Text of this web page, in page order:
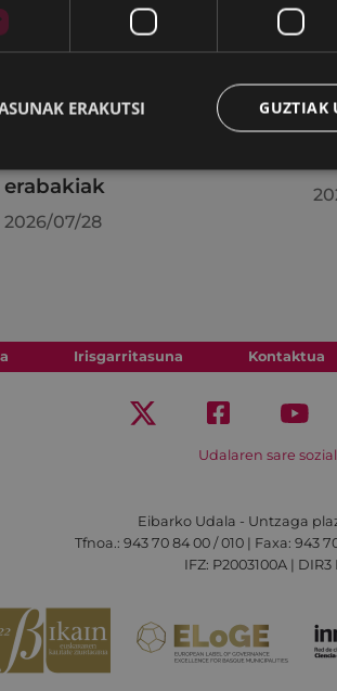
Udalbatzak 2026ko
uztailaren 27an egindako
erabakiak
2026/07/28
Irisgarritasuna Kontaktua
Udalaren sare
Eibarko Udala - Untzaga
Tfnoa.: 943 70 84 00 / 010 | Faxa: 943
IFZ: P2003100A | DIR3
GUZTIAK
ERAKUTSI